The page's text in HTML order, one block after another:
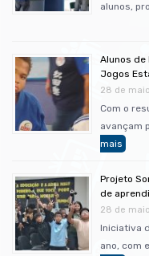
alunos,
Alunos de
Jogos
28 de
Com o
avançam
Projeto
de
28 de
Iniciativa
ano, com